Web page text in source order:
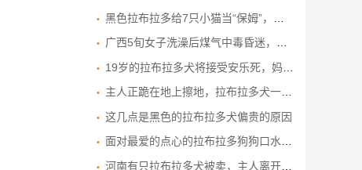
黑色拉布拉多给7只小猫当“保姆”，围着孩子转，还真像一回事
广西5旬女子洗澡后煤气中毒昏迷，宠物狗狗拉布拉多舔脸，刨身体将她唤醒
19岁的拉布拉多犬将接受安乐死，妈最后带它再看一次海，重温感动回忆
主人正跪在地上擦地，拉布拉多犬一口抢过帕子，接下来的一幕把主人惊着了
这几点是黑色的拉布拉多犬偏贵的原因
面对最爱的点心的拉布拉多狗狗口水瀑布流满地，地板都快淹水啦！
河南有只拉布拉多犬被卖，主人离开，狗狗依依不舍：主人，你忘带我了